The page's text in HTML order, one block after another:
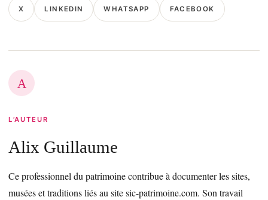
X LINKEDIN WHATSAPP FACEBOOK
A
L’AUTEUR
Alix Guillaume
Ce professionnel du patrimoine contribue à documenter les sites,
musées et traditions liés au site sic-patrimoine.com. Son travail